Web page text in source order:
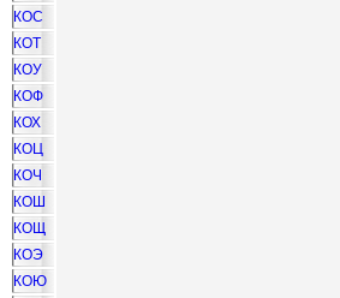
КОС
КОТ
КОУ
КОФ
КОХ
КОЦ
КОЧ
КОШ
КОЩ
КОЭ
КОЮ